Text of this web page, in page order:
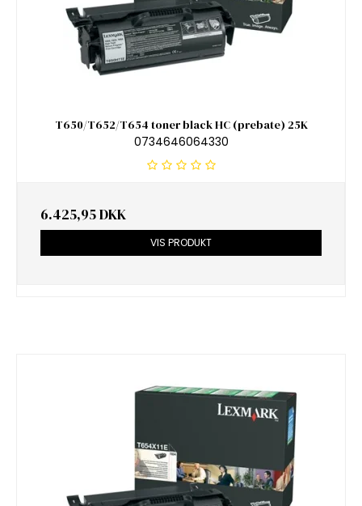
T650/T652/T654 toner black HC (prebate) 25K
0734646064330
6.425,95 DKK
VIS PRODUKT